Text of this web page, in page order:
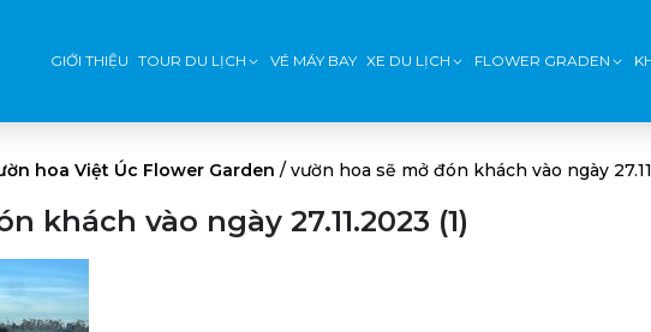
GIỚI THIỆU TOUR DU LỊCH VÉ MÁY BAY XE DU LỊCH FLOWER GRADEN
hoa Việt Úc Flower Garden / vườn hoa sẽ mở đón khách vào ngày
khách vào ngày 27.11.2023 (1)